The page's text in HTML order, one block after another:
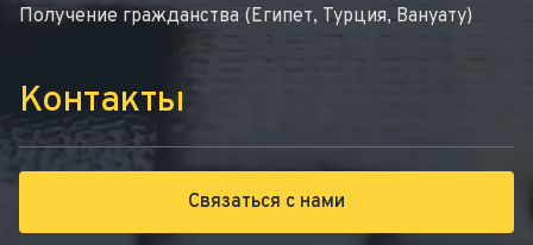
Получение гражданства (Египет, Турция, Вануату)
Контакты
Связаться с нами